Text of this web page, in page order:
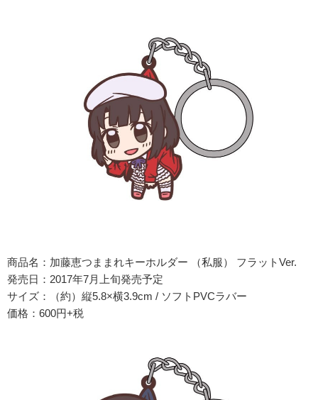
商品名：加藤恵つままれキーホルダー （私服） フラットVer.
発売日：2017年7月上旬発売予定
サイズ：（約）縦5.8×横3.9cm / ソフトPVCラバー
価格：600円+税